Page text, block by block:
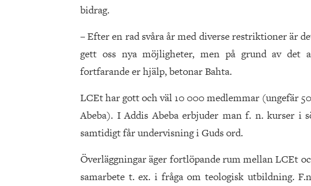
bidrag.
– Efter en rad svåra år med diverse restriktioner är
gett oss nya möjligheter, men på grund av det
fortfarande er hjälp, betonar Bahta.
LCEt har gott och väl 10 000 medlemmar (ungefär
Abeba). I Addis Abeba erbjuder man f. n. kurser i
samtidigt får undervisning i Guds ord.
Överläggningar äger fortlöpande rum mellan LCEt
samarbete t. ex. i fråga om teologisk utbildning.